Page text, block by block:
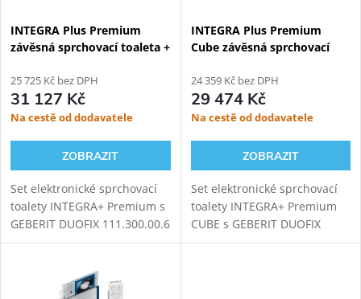
INTEGRA Plus Premium
závěsná sprchovací toaleta +
25 725 Kč bez DPH
31 127 Kč
Na cestě od dodavatele
ZOBRAZIT
Set elektronické sprchovací
toalety INTEGRA+ Premium s
GEBERIT DUOFIX 111.300.00.6
modulem pro závěsné WC.
INTEGRA+ vylepšený ovladač,
INTEGRA Plus Premium
Cube závěsná sprchovací
111.925.00.5
24 359 Kč bez DPH
29 474 Kč
Na cestě od dodavatele
ZOBRAZIT
Set elektronické sprchovací
toalety INTEGRA+ Premium
CUBE s GEBERIT DUOFIX
111.925.00.5 modulem pro